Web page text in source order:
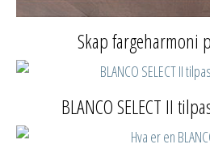
Skap fargeharmoni
BLANCO SELECT II